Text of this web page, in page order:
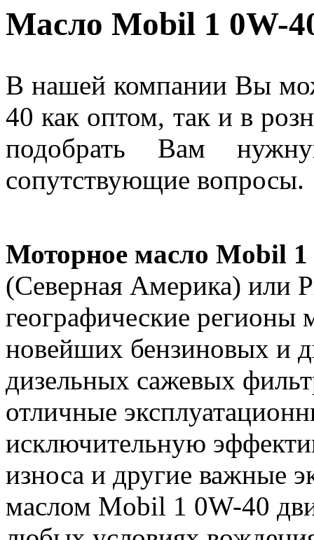
Масло Mobil 1 0W-
В нашей компании Вы
40 как оптом, так и в
подобрать Вам
сопутствующие
Моторное масло Mobil 1
(Северная Америка) или
географические регионы
новейших бензиновых и
дизельных сажевых
отличные
исключительную
износа и другие важные
маслом Mobil 1 0W-40